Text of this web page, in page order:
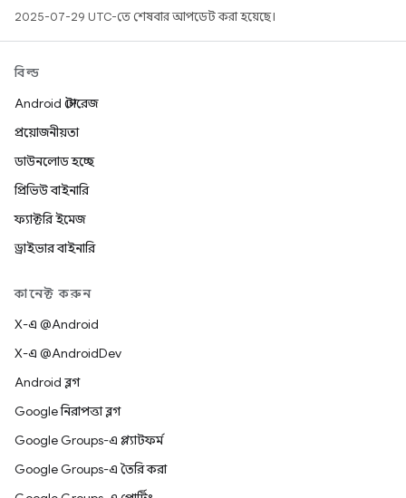
2025-07-29 UTC-তে শেষবার আপডেট করা হয়েছে।
বিল্ড
Android স্টোরেজ
প্রয়োজনীয়তা
ডাউনলোড হচ্ছে
প্রিভিউ বাইনারি
ফ্যাক্টরি ইমেজ
ড্রাইভার বাইনারি
কানেক্ট করুন
X-এ @Android
X-এ @AndroidDev
Android ব্লগ
Google নিরাপত্তা ব্লগ
Google Groups-এ প্ল্যাটফর্ম
Google Groups-এ তৈরি করা